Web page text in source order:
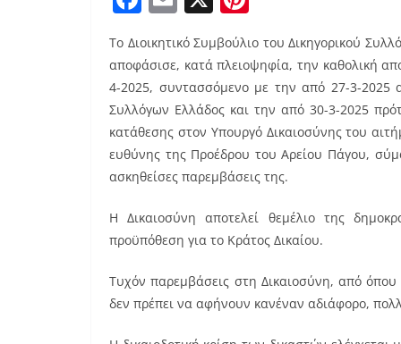
c
e
b
o
o
m
ai
l
er
e
st
Το Διοικητικό Συμβούλιο του Δικηγορικού
αποφάσισε, κατά πλειοψηφία, την καθολική
4-2025, συντασσόμενο με την από 27-3-2025
Συλλόγων Ελλάδος και την από 30-3-2025
κατάθεσης στον Υπουργό Δικαιοσύνης του
ευθύνης της Προέδρου του Αρείου Πάγου,
ασκηθείσες παρεμβάσεις της.
Η Δικαιοσύνη αποτελεί θεμέλιο της
προϋπόθεση για το Κράτος Δικαίου.
Τυχόν παρεμβάσεις στη Δικαιοσύνη, από όπου
δεν πρέπει να αφήνουν κανέναν αδιάφορο,